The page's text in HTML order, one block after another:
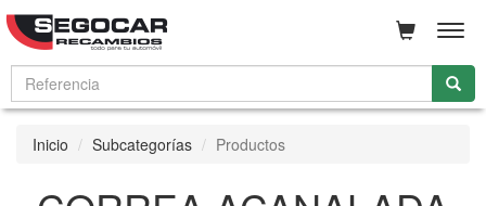
Inicio Subcategorías Productos